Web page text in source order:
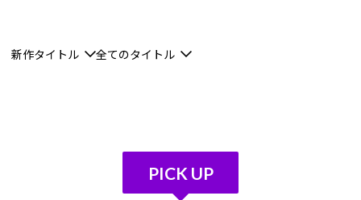
新作タイトル 全てのタイトル
PICK UP